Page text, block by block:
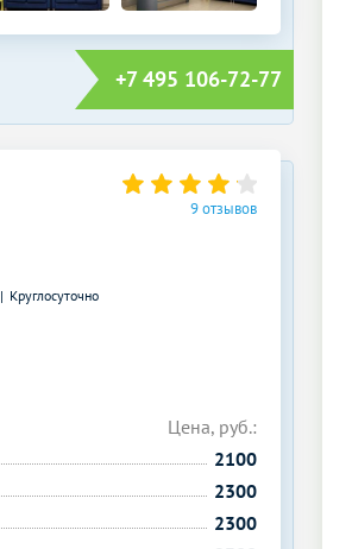
+7 495 106-72-77
9 отзывов
Круглосуточно
Цена, руб.:
2100
2300
2300